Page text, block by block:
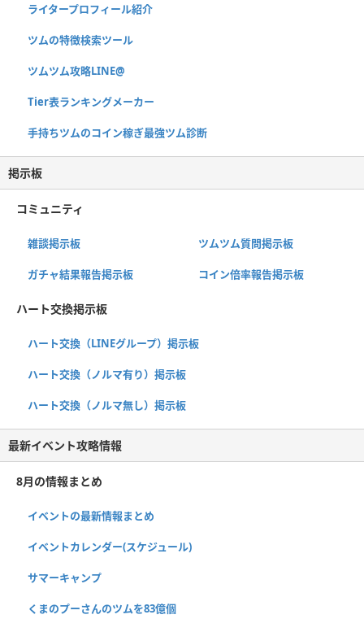
ライタープロフィール紹介
ツムの特徴検索ツール
ツムツム攻略LINE@
Tier表ランキングメーカー
手持ちツムのコイン稼ぎ最強ツム診断
掲示板
コミュニティ
雑談掲示板 ツムツム質問掲示板
ガチャ結果報告掲示板 コイン倍率報告掲示板
ハート交換掲示板
ハート交換（LINEグループ）掲示板
ハート交換（ノルマ有り）掲示板
ハート交換（ノルマ無し）掲示板
最新イベント攻略情報
8月の情報まとめ
イベントの最新情報まとめ
イベントカレンダー(スケジュール)
サマーキャンプ
くまのプーさんのツムを83億個